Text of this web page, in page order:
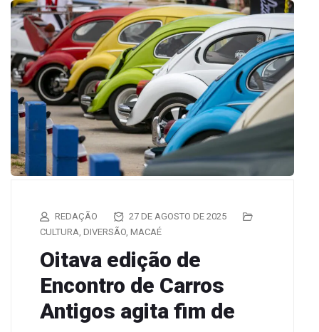
REDAÇÃO
27 DE AGOSTO DE 2025
CULTURA, DIVERSÃO, MACAÉ
Oitava edição de
Encontro de Carros
Antigos agita fim de